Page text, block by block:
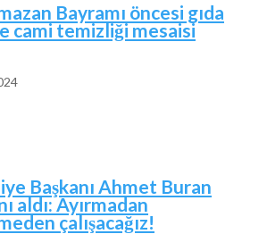
Bayramı öncesi gıda
cami temizliği mesaisi
Başkanı Ahmet Buran
aldı: Ayırmadan
çalışacağız!